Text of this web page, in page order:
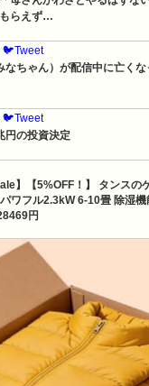
らえず…
🐦Tweet
ちゃん）が配信中に亡く
🐦Tweet
円の投資決定
】【5%OFF！】 タンスの
ワフル2.3kW 6-10畳 除湿
円